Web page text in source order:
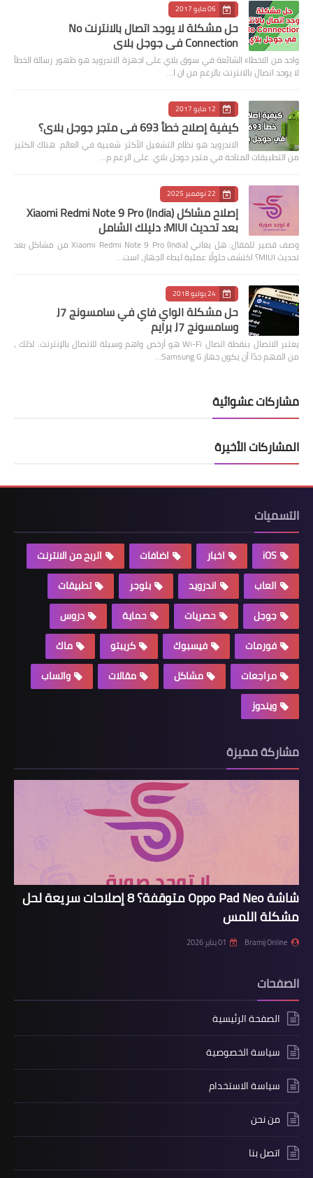
06 مايو 2017
حل مشكلة لا يوجد اتصال بالانترنت No
Connection في جوجل بلاي
واحد من الاخطاء الشائعة في سوق بلاي على اجهزة الاندرويد هو ظهور رسالة الخطأ
لا يوجد اتصال بالانترنت بالرغم من ان ا…
12 مايو 2017
كيفية إصلاح خطأ 693 في متجر جوجل بلاي؟
الاندرويد هو نظام التشغيل الأكثر شعبية في العالم. هناك الكثير
من التطبيقات المتاحة في متجر جوجل بلاي. على الرغم م…
22 نوفمبر 2025
إصلاح مشاكل Xiaomi Redmi Note 9 Pro (India)
بعد تحديث MIUI: دليلك الشامل
وصف قصير للمقال: هل يعاني Xiaomi Redmi Note 9 Pro (India) من مشاكل بعد
تحديث MIUI؟ اكتشف حلولًا عملية لبطء الجهاز، است…
24 يوليو 2018
حل مشكلة الواي فاي في سامسونج J7
وسامسونج J7 برايم
يعتبر الاتصال بنقطة اتصال Wi-Fi هو أرخص واهم وسيلة للاتصال بالإنترنت. لذلك ،
من المهم جدًا أن يكون جهاز Samsung G…
مشاركات عشوائية
المشاركات الأخيرة
التسميات
iOS اخبار اضافات
الربح من الانترنت
العاب
اندرويد بلوجر
تطبيقات
جوجل
حصريات حماية
دروس
فورمات
فيسبوك كريبتو
ماك
مراجعات
مشاكل مقالات
واتساب
ويندوز
مشاركة مميزة
شاشة Oppo Pad Neo متوقفة؟ 8 إصلاحات سريعة لحل
مشكلة اللمس
Bramij Online 01 يناير 2026
الصفحات
الصفحة الرئيسية
سياسة الخصوصية
سياسة الاستخدام
من نحن
اتصل بنا